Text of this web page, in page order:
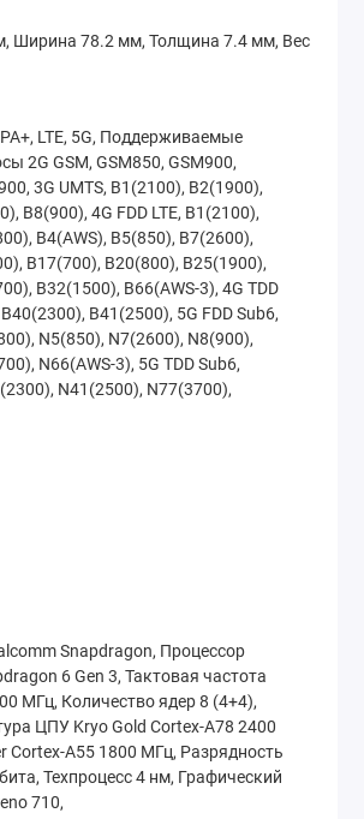
в любых условиях.
A36 сочетает в себе
дизайн и эргономичность.
лежит в руке и выглядит
Galaxy A36 в Минске?
приобрести Samsung Galaxy
по выгодной цене,
на интернет-
. Вот несколько причин,
выбрать именно этот магазин:
большой выбор
найдете то, что вам
доставку по всей
можете получить свой заказ
дней после
Ширина 78.2 мм, Толщина 7.4 мм, Вес
LTE, 5G, Поддерживаемые
2G GSM, GSM850, GSM900,
3G UMTS, B1(2100), B2(1900),
B8(900), 4G FDD LTE, B1(2100),
B4(AWS), B5(850), B7(2600),
B17(700), B20(800), B25(1900),
B32(1500), B66(AWS-3), 4G TDD
B41(2500), 5G FDD Sub6,
N5(850), N7(2600), N8(900),
N66(AWS-3), 5G TDD Sub6,
N41(2500), N77(3700),
Snapdragon, Процессор
6 Gen 3, Тактовая частота
МГц, Количество ядер 8 (4+4),
ЦПУ Kryo Gold Cortex-A78 2400
Cortex-A55 1800 МГц, Разрядность
Техпроцесс 4 нм, Графический
710,